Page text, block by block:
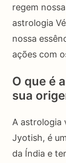
regem
astrologia
nossa
ações com
O que é
sua
A astrologia
Jyotish, é
da Índia e